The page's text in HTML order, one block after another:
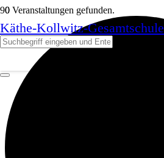
Käthe-Kollwitz-Gesamtschule
0 Veranstaltungen gefunden.